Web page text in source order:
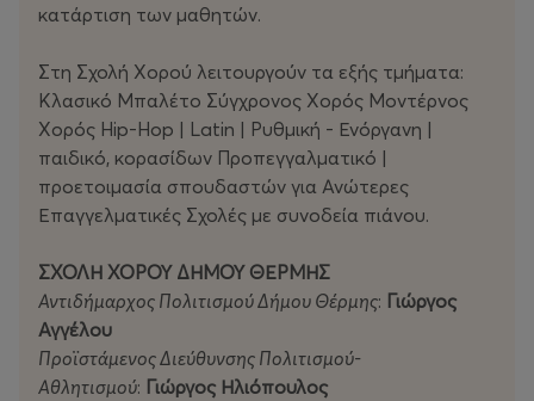
κατάρτιση των μαθητών.
Στη Σχολή Χορού λειτουργούν τα εξής τμήματα:
Κλασικό Μπαλέτο Σύγχρονος Χορός Μοντέρνος
Χορός Hip-Hop | Latin | Ρυθμική - Ενόργανη |
παιδικό, κορασίδων Προπεγγαλματικό |
προετοιμασία σπουδαστών για Ανώτερες
Επαγγελματικές Σχολές με συνοδεία πιάνου.
ΣΧΟΛΗ ΧΟΡΟΥ ΔΗΜΟΥ ΘΕΡΜΗΣ
Αντιδήμαρχος Πολιτισμού Δήμου Θέρμης: Γιώργος
Αγγέλου
Προϊστάμενος Διεύθυνσης Πολιτισμού-
Αθλητισμού: Γιώργος Ηλιόπουλος